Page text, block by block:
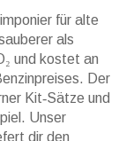
für alte
als
und kostet an
Der
Kit‑Sätze und
Unser
dir den